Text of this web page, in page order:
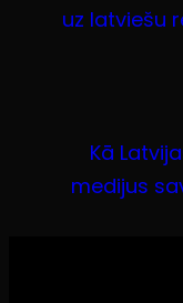
uz latviešu
Kā
medijus